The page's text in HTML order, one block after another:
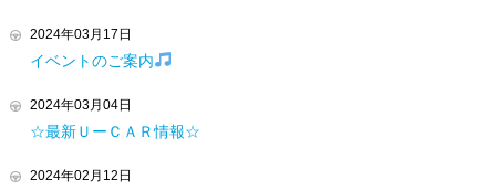
2024年03月17日
イベントのご案内
2024年03月04日
☆最新ＵーＣＡＲ情報☆
2024年02月12日